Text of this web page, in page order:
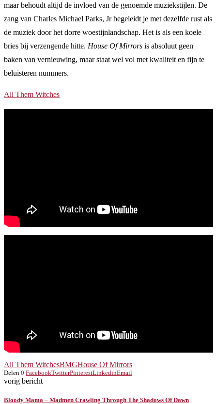
maar behoudt altijd de invloed van de genoemde muziekstijlen. De
zang van Charles Michael Parks, Jr begeleidt je met dezelfde rust als
de muziek door het dorre woestijnlandschap. Het is als een koele
bries bij verzengende hitte. House Of Mirrors is absoluut geen
baken van vernieuwing, maar staat wel vol met kwaliteit en fijn te
beluisteren nummers.
All Them Witches
All Them WitchesBMGHouse Of Mirrors
Delen 0 FacebookTwitterPinterestLinkedinEmail
vorig bericht
Bloody Mama – Madmen Crawling Through The Shadows Of Dawn